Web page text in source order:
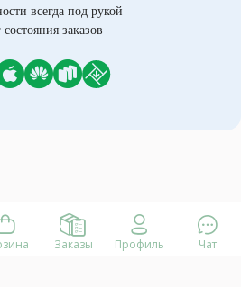
всегда под рукой
заказов
Заказы Профиль Чат